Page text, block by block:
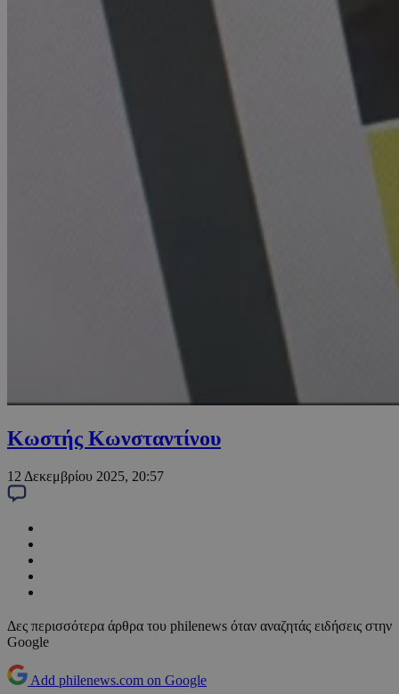
Κωστής Κωνσταντίνου
12 Δεκεμβρίου 2025, 20:57
Δες περισσότερα άρθρα του philenews όταν αναζητάς ειδήσεις στην
Google
Add philenews.com on Google